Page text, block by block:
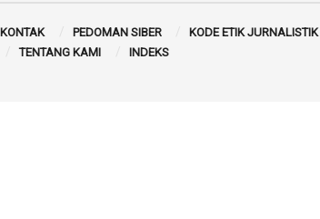
KONTAK PEDOMAN SIBER
KODE ETIK JURNALISTIK
TENTANG KAMI INDEKS